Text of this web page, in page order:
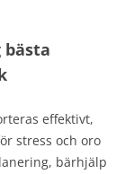
effektivt,
stress och oro
bärhjälp